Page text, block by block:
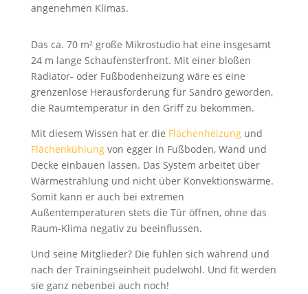
angenehmen Klimas.
Das ca. 70 m² große Mikrostudio hat eine insgesamt
24 m lange Schaufensterfront. Mit einer bloßen
Radiator- oder Fußbodenheizung wäre es eine
grenzenlose Herausforderung für Sandro geworden,
die Raumtemperatur in den Griff zu bekommen.
Mit diesem Wissen hat er die Flächenheizungund
Flächenkühlungvon egger in Fußboden, Wand und
Decke einbauen lassen. Das System arbeitet über
Wärmestrahlung und nicht über Konvektionswärme.
Somit kann er auch bei extremen
Außentemperaturen stets die Tür öffnen, ohne das
Raum-Klima negativ zu beeinflussen.
Und seine Mitglieder? Die fühlen sich während und
nach der Trainingseinheit pudelwohl. Und fit werden
sie ganz nebenbei auch noch!